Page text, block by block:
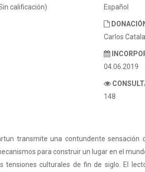
calificación)
Español
Carlos
04.06.2019
148
transmite una contundente
para construir un lugar en el
tensiones culturales de fin de siglo. El